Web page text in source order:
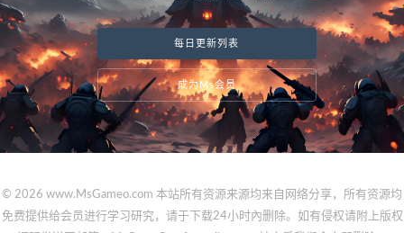
每日更新列表
成为Ms会员
© 2026 www.MsGameo.com 本站所有资源来源均来自网络分享，所有资源均
免费提供给会员进行学习研究，请于下载24小时內删除。如有侵权请附上版权